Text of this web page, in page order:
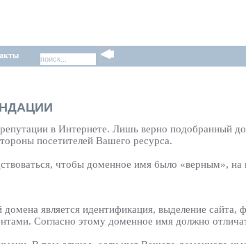
в Интернете. Лишь верно подобранный
посетителей Вашего ресурса.
чтобы доменное имя было «верным», на
является идентификация, выделение сайта,
Согласно этому доменное имя должно